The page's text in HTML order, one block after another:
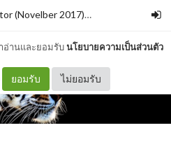
อ่านและยอมรับนโยบายความเป็นส่วนตัว
ยอมรับ ไม่ยอมรับ
The Night Visitor (Novelber 2017)
–